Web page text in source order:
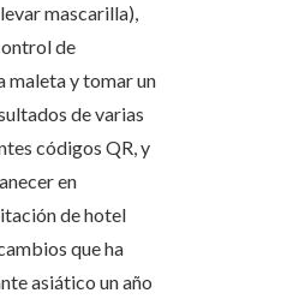
mascarilla),
de
maleta y tomar un
de varias
códigos QR, y
en
de hotel
que ha
asiático un año